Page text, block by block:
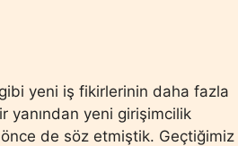
yeni iş fikirlerinin daha fazla
yanından yeni girişimcilik
de söz etmiştik. Geçtiğimiz